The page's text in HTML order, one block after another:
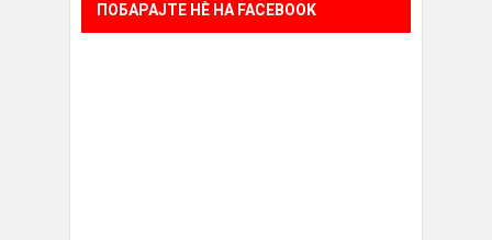
ПОБАРАЈТЕ НÈ НА FACEBOOK